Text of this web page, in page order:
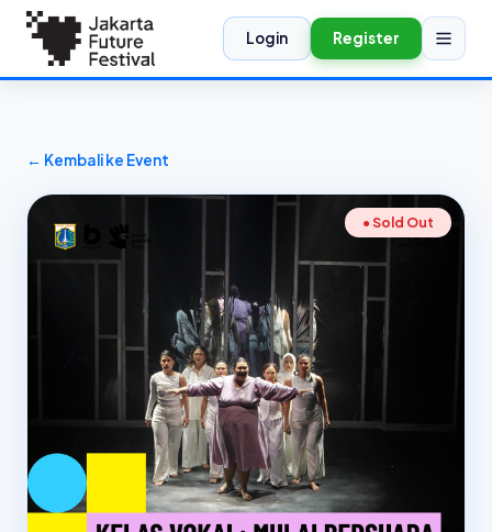
Login Register
← Kembali ke Event
● Sold Out